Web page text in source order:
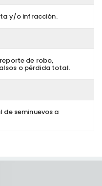
y/o infracción.
de robo,
o pérdida total.
seminuevos a